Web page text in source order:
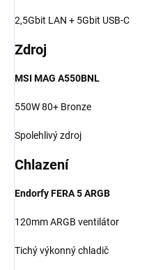
2,5Gbit LAN + 5Gbit USB-C
Zdroj
MSI MAG A550BNL
550W 80+ Bronze
Spolehlivý zdroj
Chlazení
Endorfy FERA 5 ARGB
120mm ARGB ventilátor
Tichý výkonný chladič